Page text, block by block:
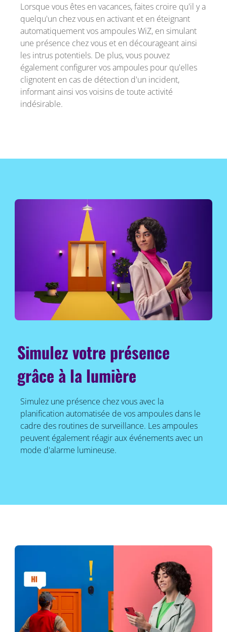
Lorsque vous êtes en vacances, faites croire qu'il y a
quelqu'un chez vous en activant et en éteignant
automatiquement vos ampoules WiZ, en simulant
une présence chez vous et en décourageant ainsi
les intrus potentiels. De plus, vous pouvez
également configurer vos ampoules pour qu'elles
clignotent en cas de détection d'un incident,
informant ainsi vos voisins de toute activité
indésirable.
Simulez votre présence
grâce à la lumière
Simulez une présence chez vous avec la
planification automatisée de vos ampoules dans le
cadre des routines de surveillance. Les ampoules
peuvent également réagir aux événements avec un
mode d'alarme lumineuse.